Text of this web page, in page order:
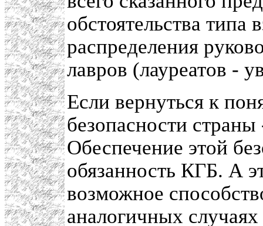
обстоятельства
распределения
лавров (лауреатов -
Если вернуться к
безопасности
Обеспечение этой
обязанность КГБ. А
возможное
аналогичных